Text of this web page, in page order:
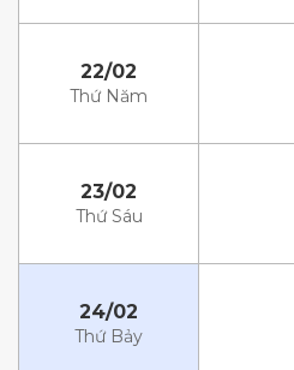
22/02
Thứ Năm
23/02
Thứ Sáu
24/02
Thứ Bảy